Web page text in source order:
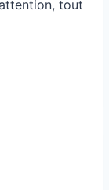
tout